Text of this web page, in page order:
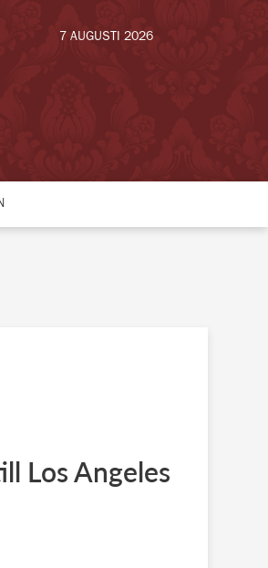
7 AUGUSTI 2026
Los Angeles